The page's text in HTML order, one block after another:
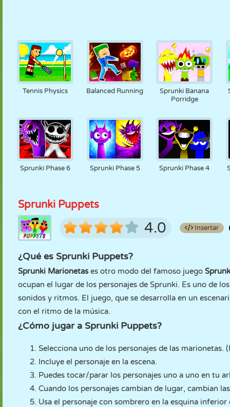
Tennis Physics Balanced Running
Sprunki Banana
Porridge
Sprunki Phase 6 Sprunki Phase 5 Sprunki Phase 4
Sprunki Puppets
4.0 Insertar
¿Qué es Sprunki Puppets?
Sprunki Marionetases otro modo del famoso juego
ocupan el lugar de los personajes de Sprunki. Es uno de
sonidos y ritmos. El juego, que se desarrolla en un
con el ritmo de la música.
¿Cómo jugar a Sprunki Puppets?
Selecciona uno de los personajes de las marionetas.
Incluye el personaje en la escena.
Puedes tocar/parar los personajes uno a uno en tu
Cuando los personajes cambian de lugar, cambian
Usa el personaje con sombrero en la esquina